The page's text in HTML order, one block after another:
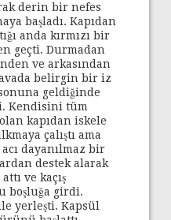
derin bir nefes
başladı. Kapıdan
anda kırmızı bir
geçti. Durmadan
ve arkasından
belirgin bir iz
geldiğinde
Kendisini tüm
kapıdan iskele
çalıştı ama
acı dayanılmaz bir
destek alarak
ve kaçış
boşluğa girdi.
yerleşti. Kapsül